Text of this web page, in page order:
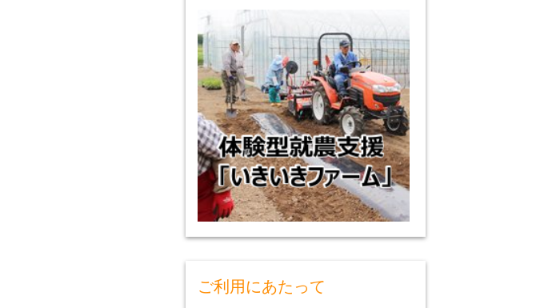
ご利用にあたって